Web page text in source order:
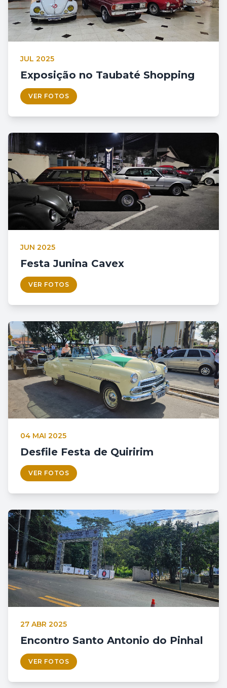
JUL 2025
Exposição no Taubaté Shopping
VER FOTOS
JUN 2025
Festa Junina Cavex
VER FOTOS
04 MAI 2025
Desfile Festa de Quiririm
VER FOTOS
27 ABR 2025
Encontro Santo Antonio do Pinhal
VER FOTOS